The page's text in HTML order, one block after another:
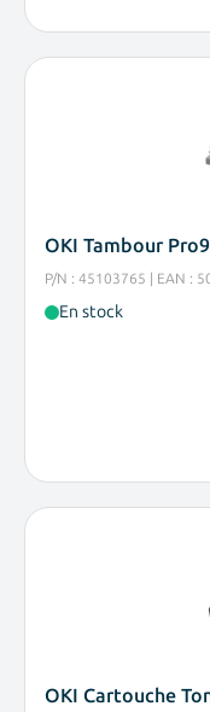
OKI Tambour
P/N : 45103765 | EAN :
En stock
OKI Cartouche